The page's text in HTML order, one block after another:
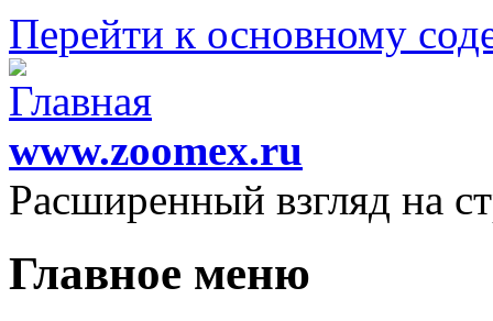
Перейти к основному
www.zoomex.ru
Расширенный взгляд на
Главное меню